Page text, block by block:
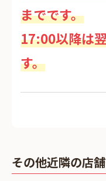
までです。
17:00以降は
す。
その他近隣の店